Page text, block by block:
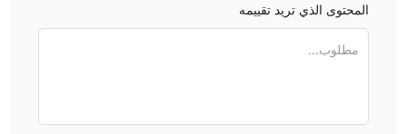
المحتوى الذي تريد تقييمه
مطلوب...